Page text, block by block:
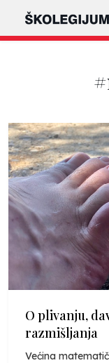
O plivanju,
razmišljanja
Većina